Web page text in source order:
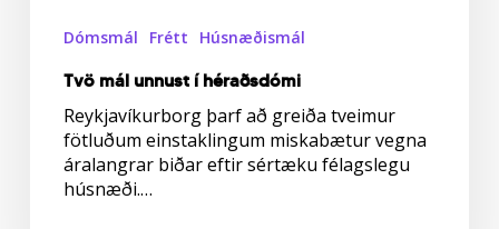
Dómsmál Frétt Húsnæðismál
Tvö mál unnust í héraðsdómi
Reykjavíkurborg þarf að greiða tveimur
fötluðum einstaklingum miskabætur vegna
áralangrar biðar eftir sértæku félagslegu
húsnæði.…